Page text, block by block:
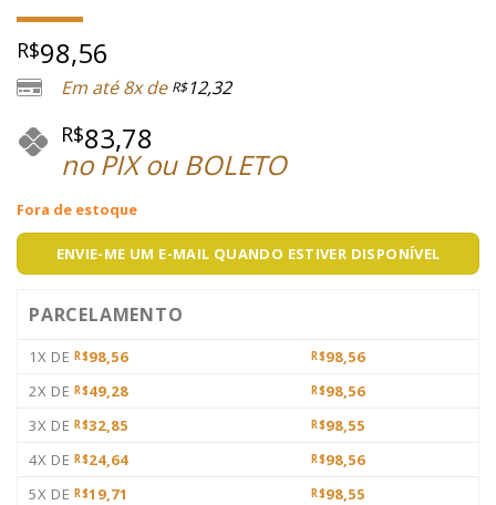
R$98,56
Em até 8x de R$12,32
R$83,78
no PIX ou BOLETO
Fora de estoque
ENVIE-ME UM E-MAIL QUANDO ESTIVER DISPONÍVEL
PARCELAMENTO
1X DE R$98,56 R$98,56
2X DE R$49,28 R$98,56
3X DE R$32,85 R$98,55
4X DE R$24,64 R$98,56
5X DE R$19,71 R$98,55